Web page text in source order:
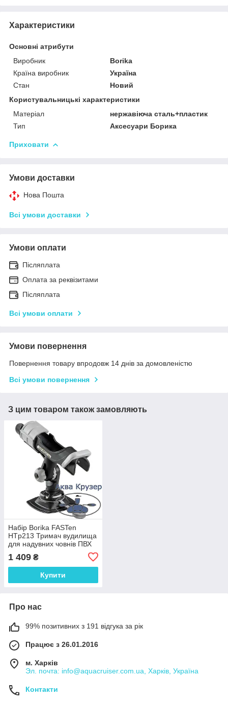
Характеристики
Основні атрибути
Виробник
Borika
Країна виробник
Україна
Стан
Новий
Користувальницькі характеристики
Матеріал
нержавіюча сталь+пластик
Тип
Аксесуари Борика
Приховати
Умови доставки
Нова Пошта
Всі умови доставки
Умови оплати
Післяплата
Оплата за реквізитами
Післяплата
Всі умови оплати
Умови повернення
Повернення товару впродовж 14 днів за домовленістю
Всі умови повернення
З цим товаром також замовляють
Набір Borika FASTen
HTp213 Тримач вудилища
для надувних човнів ПВХ
1 409 ₴
Купити
Про нас
99% позитивних з 191 відгука за рік
Працює з 26.01.2016
м. Харків
Эл. почта: info@aquacruiser.com.ua, Харків, Україна
Контакти